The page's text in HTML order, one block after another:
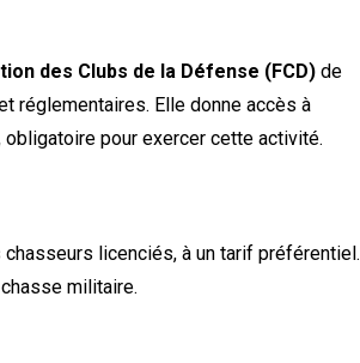
des Clubs de la Défense (FCD) de
réglementaires. Elle donne accès à
pour exercer cette activité.
licenciés, à un tarif préférentiel.
militaire.